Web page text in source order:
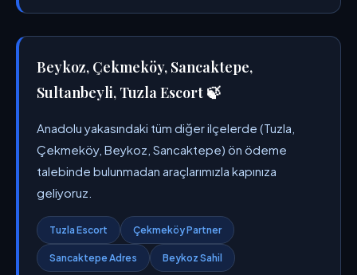
Beykoz, Çekmeköy, Sancaktepe,
Sultanbeyli, Tuzla Escort 🍃
Anadolu yakasındaki tüm diğer ilçelerde (Tuzla,
Çekmeköy, Beykoz, Sancaktepe) ön ödeme
talebinde bulunmadan araçlarımızla kapınıza
geliyoruz.
Tuzla Escort Çekmeköy Partner
Sancaktepe Adres Beykoz Sahil